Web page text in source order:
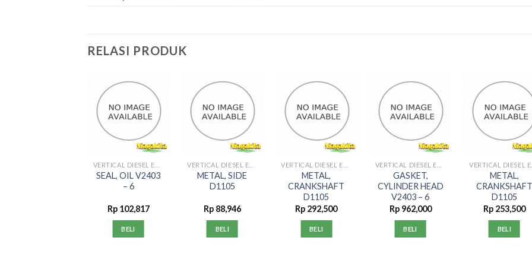
RELASI PRODUK
SEAL, OIL V2403
– 6
Rp102,817
BELI
METAL, SIDE
D1105
Rp88,946
BELI
METAL,
CRANKSHAFT
D1105
Rp 292,500
BELI
GASKET,
CYLINDER HEAD
V2403 – 6
Rp962,000
BELI
METAL,
CRANKSHAFT
D1105
Rp253,500
BELI